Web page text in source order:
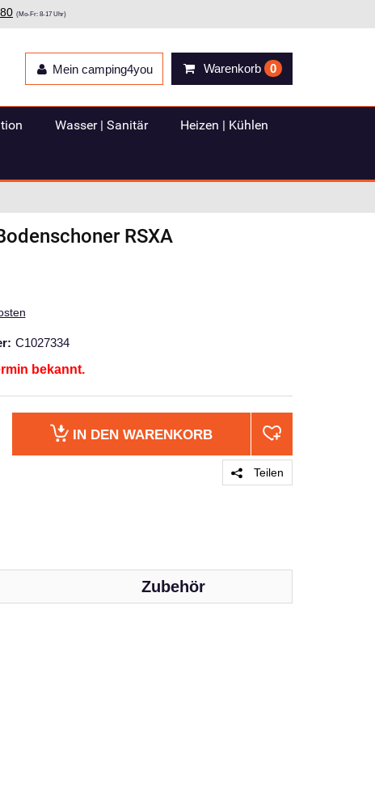
(Mo-Fr: 8-17 Uhr)
Warenkorb 0
Mein camping4you
Wasser | Sanitär Heizen | Kühlen
RSXA
C1027334
bekannt.
IN DEN WARENKORB
Teilen
Zubehör